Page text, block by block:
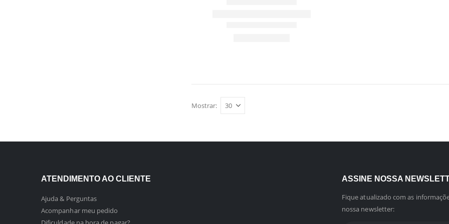
Mostrar:
ATENDIMENTO AO CLIENTE
Ajuda & Perguntas
Acompanhar meu pedido
ASSINE NOSSA
Fique atualizado com as
nossa newsletter: